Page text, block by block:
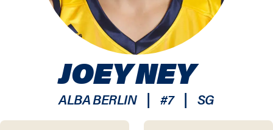
JOEY NEY
ALBA BERLIN | #7 | SG